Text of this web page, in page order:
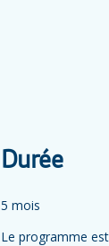
Durée
5 mois
Le programme